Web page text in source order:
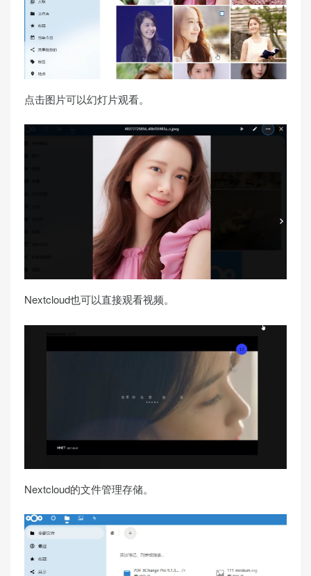
点击图片可以幻灯片观看。
Nextcloud也可以直接观看视频。
Nextcloud的文件管理存储。